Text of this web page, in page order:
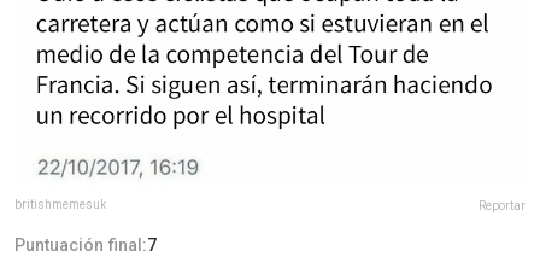
britishmemesuk Reportar
Puntuación final:7